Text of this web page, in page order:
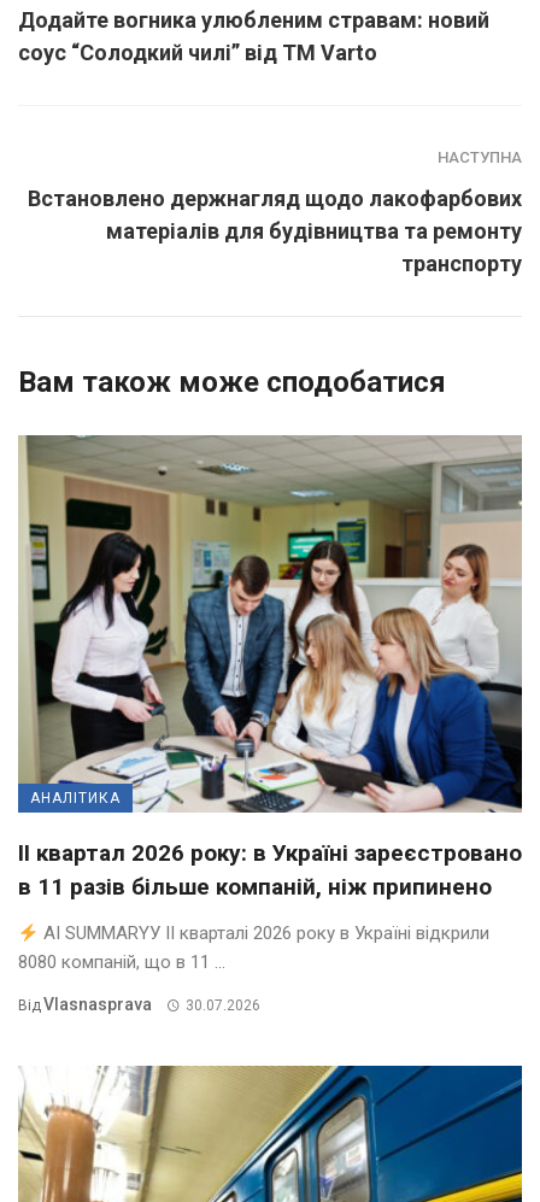
Додайте вогника улюбленим стравам: новий
соус “Солодкий чилі” від ТМ Varto
НАСТУПНА
Встановлено держнагляд щодо лакофарбових
матеріалів для будівництва та ремонту
транспорту
Вам також може сподобатися
АНАЛІТИКА
II квартал 2026 року: в Україні зареєстровано
в 11 разів більше компаній, ніж припинено
AI SUMMARYУ ІІ кварталі 2026 року в Україні відкрили
8080 компаній, що в 11 ...
ВідVlasnasprava 30.07.2026